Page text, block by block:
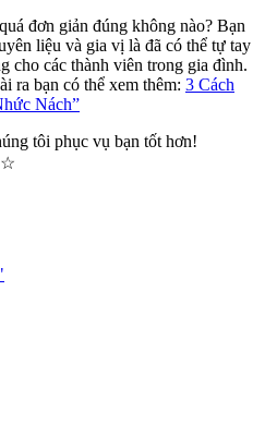
đơn giản đúng không nào? Bạn
liệu và gia vị là đã có thể tự tay
cho các thành viên trong gia đình.
ra bạn có thể xem thêm: 3 Cách
Nách”
tôi phục vụ bạn tốt hơn!
☆